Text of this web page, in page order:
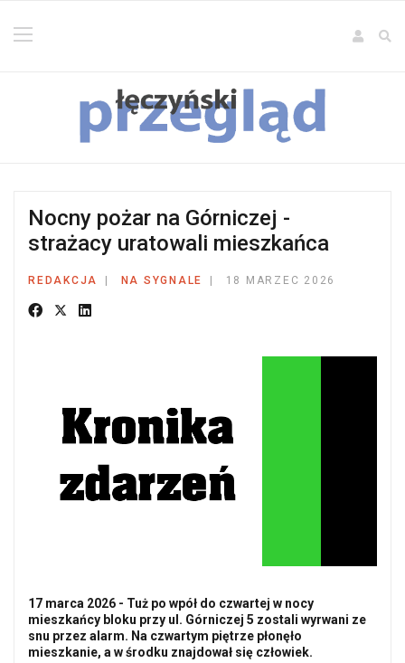
Nocny pożar na Górniczej -
strażacy uratowali mieszkańca
REDAKCJA NA SYGNALE 18 MARZEC 2026
17 marca 2026 - Tuż po wpół do czwartej w nocy
mieszkańcy bloku przy ul. Górniczej 5 zostali wyrwani ze
snu przez alarm. Na czwartym piętrze płonęło
mieszkanie, a w środku znajdował się człowiek.